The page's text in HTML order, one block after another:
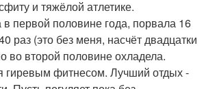
и тяжёлой атлетике.
первой половине года, порвала 16
раз (это без меня, насчёт двадцатки
во второй половине охладела.
гиревым фитнесом. Лучший отдых -